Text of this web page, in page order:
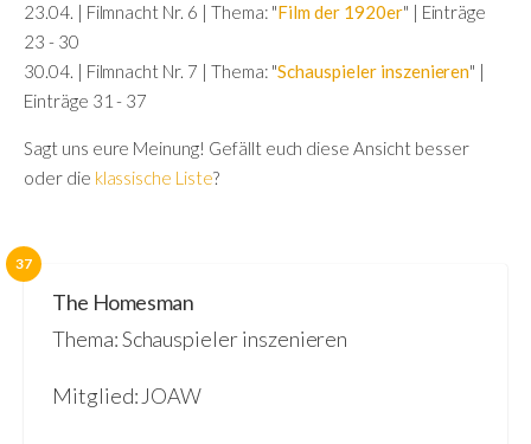
23.04. | Filmnacht Nr. 6 | Thema: "Film der 1920er" | Einträge
23 - 30
30.04. | Filmnacht Nr. 7 | Thema: "Schauspieler inszenieren" |
Einträge 31 - 37
Sagt uns eure Meinung! Gefällt euch diese Ansicht besser
oder die klassische Liste?
37
The Homesman
Thema: Schauspieler inszenieren
Mitglied: JOAW